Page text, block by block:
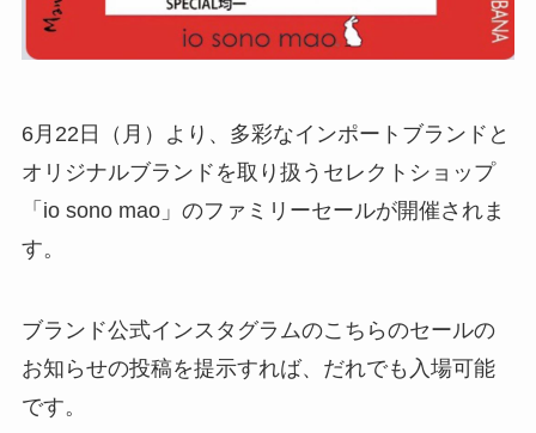
6月22日（月）より、多彩なインポートブランドと
オリジナルブランドを取り扱うセレクトショップ
「io sono mao」のファミリーセールが開催されま
す。
ブランド公式インスタグラムのこちらのセールの
お知らせの投稿を提示すれば、だれでも入場可能
です。